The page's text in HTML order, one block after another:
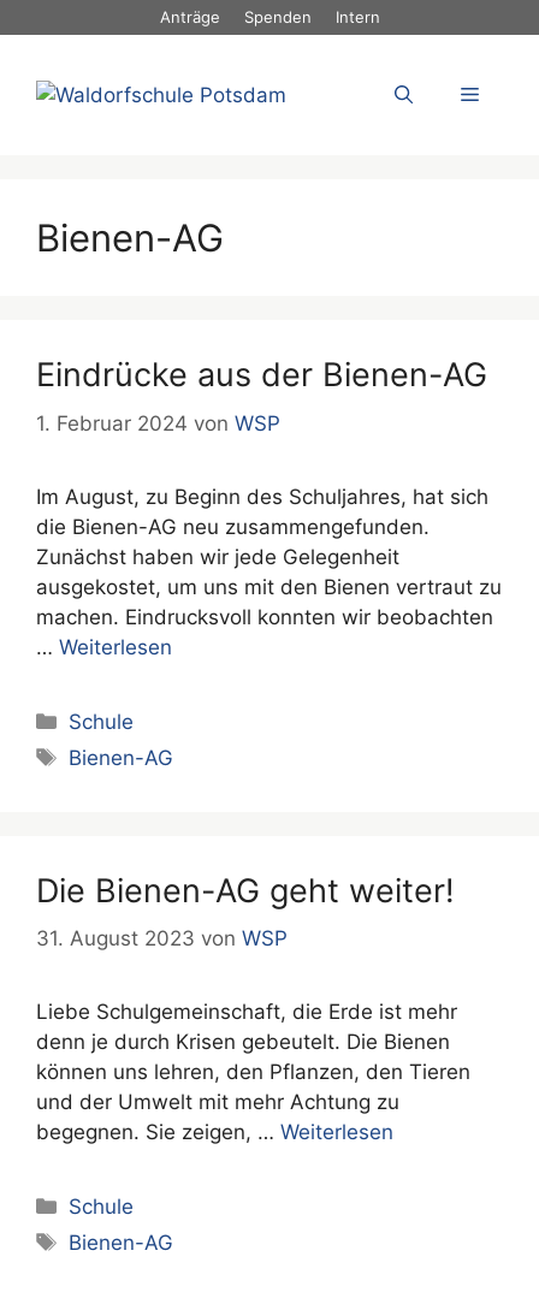
Anträge Spenden Intern
Menü
Bienen-AG
Eindrücke aus der Bienen-AG
1. Februar 2024 von WSP
Im August, zu Beginn des Schuljahres, hat sich
die Bienen-AG neu zusammengefunden.
Zunächst haben wir jede Gelegenheit
ausgekostet, um uns mit den Bienen vertraut zu
machen. Eindrucksvoll konnten wir beobachten
… Weiterlesen
Kategorien
Schule
Schlagwörter
Bienen-AG
Die Bienen-AG geht weiter!
31. August 2023 von WSP
Liebe Schulgemeinschaft, die Erde ist mehr
denn je durch Krisen gebeutelt. Die Bienen
können uns lehren, den Pflanzen, den Tieren
und der Umwelt mit mehr Achtung zu
begegnen. Sie zeigen, … Weiterlesen
Kategorien
Schule
Schlagwörter
Bienen-AG